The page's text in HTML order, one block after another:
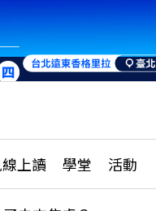
上讀 學堂 活動
更多訂閱方案